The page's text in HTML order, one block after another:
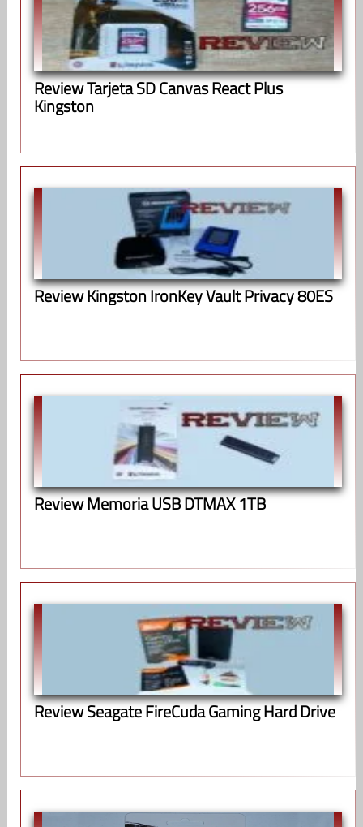
Review Tarjeta SD Canvas React Plus
Kingston
Review Kingston IronKey Vault Privacy 80ES
Review Memoria USB DTMAX 1TB
Review Seagate FireCuda Gaming Hard Drive